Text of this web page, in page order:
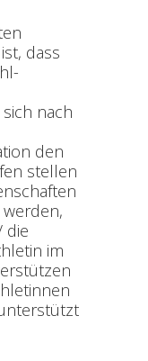
dass
nach
den
stellen
die
im